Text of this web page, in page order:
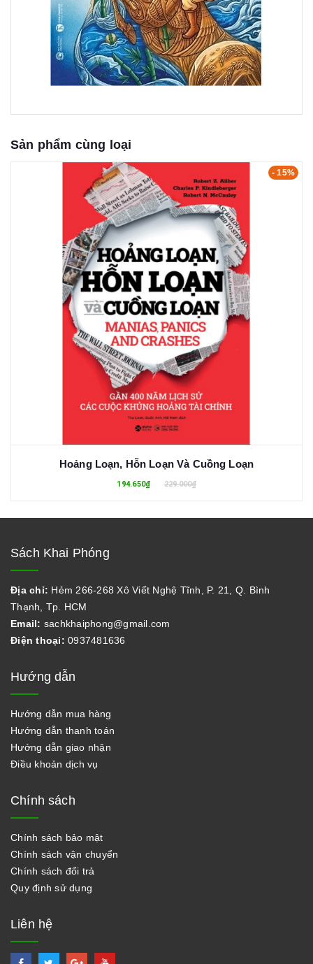
Sản phẩm cùng loại
- 15%
Hoảng Loạn, Hỗn Loạn Và Cuồng Loạn
194.650₫ 229.000₫
Sách Khai Phóng
Địa chỉ: Hẻm 266-268 Xô Viết Nghệ Tĩnh, P. 21, Q. Bình
Thạnh, Tp. HCM
Email: sachkhaiphong@gmail.com
Điện thoại: 0937481636
Hướng dẫn
Hướng dẫn mua hàng
Hướng dẫn thanh toán
Hướng dẫn giao nhận
Điều khoản dịch vụ
Chính sách
Chính sách bảo mật
Chính sách vận chuyển
Chính sách đổi trả
Quy định sử dụng
Liên hệ